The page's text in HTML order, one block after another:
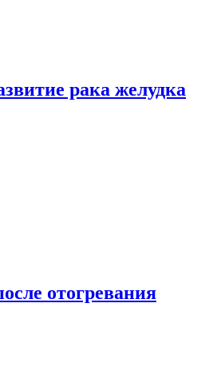
рака желудка
отогревания